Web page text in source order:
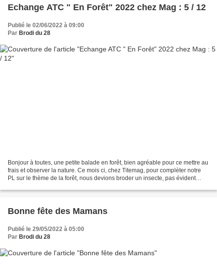
Echange ATC " En Forêt" 2022 chez Mag : 5 / 12
Publié le 02/06/2022 à 09:00
Par Brodi du 28
Bonjour à toutes, une petite balade en forêt, bien agréable pour ce mettre au
frais et observer la nature. Ce mois ci, chez Titemag, pour complèter notre
PL sur le thème de la forêt, nous devions broder un insecte, pas évident
Bonne fête des Mamans
Publié le 29/05/2022 à 05:00
Par Brodi du 28